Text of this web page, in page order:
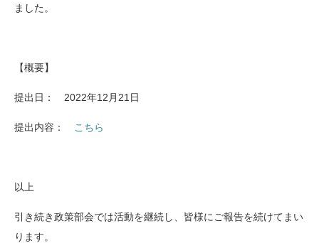
ました。
【概要】
提出日： 2022年12月21日
提出内容： こちら
以上
引き続き政策部会では活動を継続し、皆様にご報告を続けてまい
ります。